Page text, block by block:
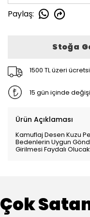
Paylaş:
Stoğa
1500 TL üzeri
15 gün içinde
Ürün Açıklaması
Kamuflaj Desen Kuzu
Bedenlerin Uygun
Girilmesi Faydalı
Çok